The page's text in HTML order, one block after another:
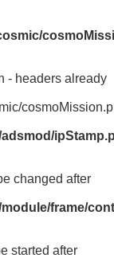
- headers already
changed after
frame/
started after